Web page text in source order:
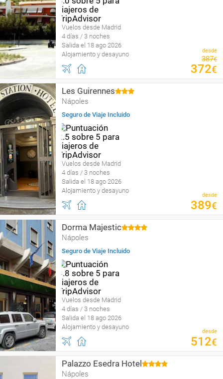
Vuelos desde Madrid
4 días / 3 noches
Salida el 18 ago 2026
Alojamiento y desayuno
desde
387€
372€
Les Guirennes
Nápoles
Seguro de Viaje Incluido
Vuelos desde Madrid
4 días / 3 noches
Salida el 18 ago 2026
Alojamiento y desayuno
desde
389€
Dorma Majestic
Nápoles
Seguro de Viaje Incluido
Vuelos desde Madrid
4 días / 3 noches
Salida el 18 ago 2026
Alojamiento y desayuno
desde
512€
Palazzo Esedra Hotel
Nápoles